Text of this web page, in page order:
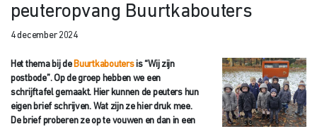
peuteropvang Buurtkabouters
4 december 2024
Het thema bij de Buurtkaboutersis “Wij zijn
postbode”. Op de groep hebben we een
schrijftafel gemaakt. Hier kunnen de peuters hun
eigen brief schrijven. Wat zijn ze hier druk mee.
De brief proberen ze op te vouwen en dan in een